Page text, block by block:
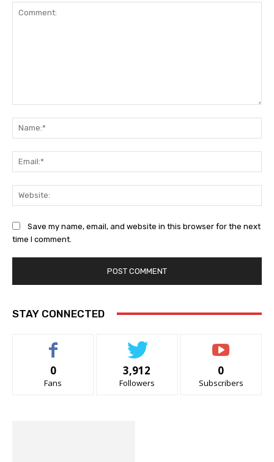
Save my name, email, and website in this browser for the next
time I comment.
STAY CONNECTED
0
Fans
3,912
Followers
0
Subscribers